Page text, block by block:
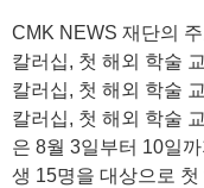
CMK NEWS 재단의
칼러십, 첫 해외 학술
칼러십, 첫 해외 학술
칼러십, 첫 해외 학술
은 8월 3일부터 10일
생 15명을 대상으로